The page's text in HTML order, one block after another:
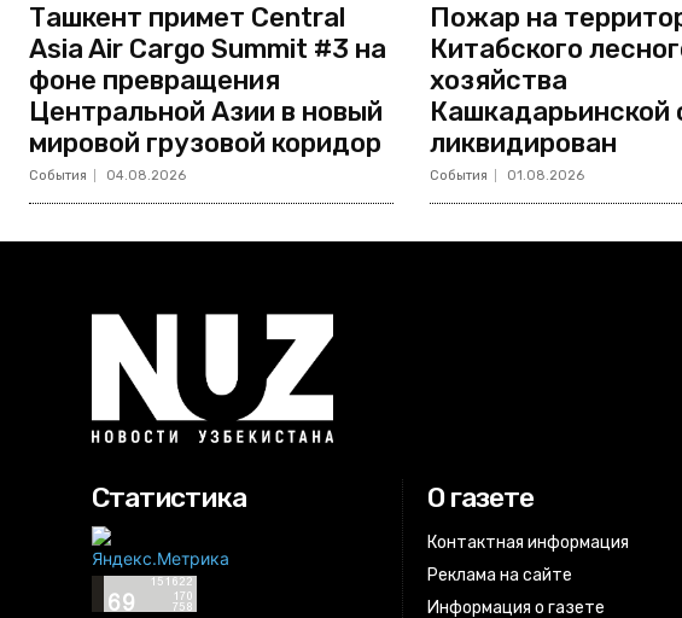
Ташкент примет Central
Asia Air Cargo Summit #3 на
фоне превращения
Центральной Азии в новый
мировой грузовой коридор
События 04.08.2026
Пожар на
Китабского
хозяйства
Кашкадарьинской
ликвидирован
События 01.08.2026
Статистика О газете
Контактная информация
Реклама на сайте
Информация о газете